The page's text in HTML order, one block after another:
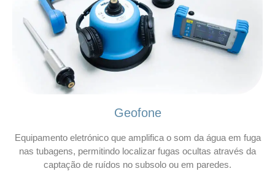
Geofone
Equipamento eletrónico que amplifica o som da água em fuga
nas tubagens, permitindo localizar fugas ocultas através da
captação de ruídos no subsolo ou em paredes.